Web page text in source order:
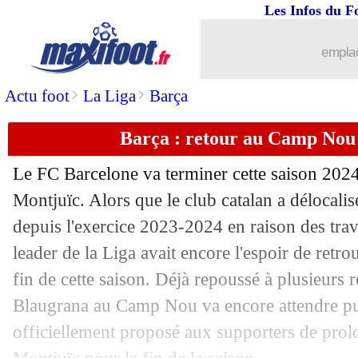
Actu foot> La Liga> Barça
Les Infos du
Barça : retour au Camp
Le FC Barcelone va terminer cette saison
Montjuïc. Alors que le club catalan a
depuis l'exercice 2023-2024 en raison des
leader de la Liga avait encore l'espoir de
fin de cette saison. Déjà repoussé à plusieurs
Blaugrana au Camp Nou va encore attendre
officiellement proposé aux supporters de
CdM 2026 : le Mozambique prépare
20/03 Liverpool: Robertson compte
: Kolo Muani, un avenir loin de
20/03 Real: Rüdiger ne pense qu'à Madrid
20/03 Lyon: Caqueret se livre sur son départ
20/03 Croatie : Modric là à 75 ans, Lovren
20/03 Brésil: Dorival s'adapte sans Neymar
20/03 PSG: les piques sur Mbappé,